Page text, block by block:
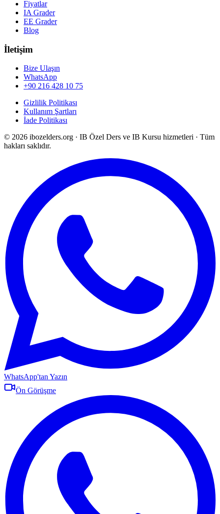
Fiyatlar
IA Grader
EE Grader
Blog
İletişim
Bize Ulaşın
WhatsApp
+90 216 428 10 75
Gizlilik Politikası
Kullanım Şartları
İade Politikası
© 2026 ibozelders.org · IB Özel Ders ve IB Kursu hizmetleri · Tüm
hakları saklıdır.
WhatsApp'tan Yazın
Ön Görüşme